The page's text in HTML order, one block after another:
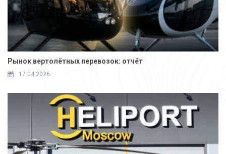
Рынок вертолётных перевозок: отчёт
17.04.2026